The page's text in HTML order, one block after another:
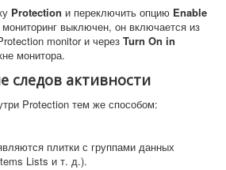
Protection и переключить опцию Enable
выключен, он включается из
monitor и через Turn On in
монитора.
следов активности
Protection тем же способом:
плитки с группами данных
Lists и т. д.).